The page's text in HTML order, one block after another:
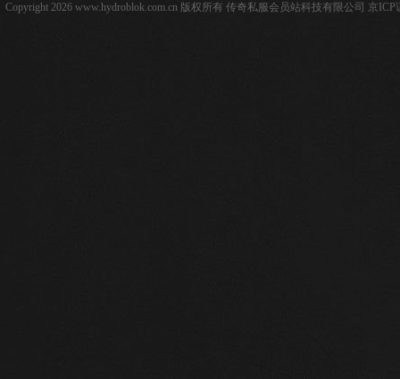
Copyright 2026 www.hydroblok.com.cn 版权所有 传奇私服会员站科技有限公司 京ICP